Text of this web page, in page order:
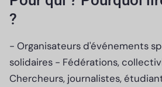
?
- Organisateurs d'événements
solidaires - Fédérations,
Chercheurs, journalistes,